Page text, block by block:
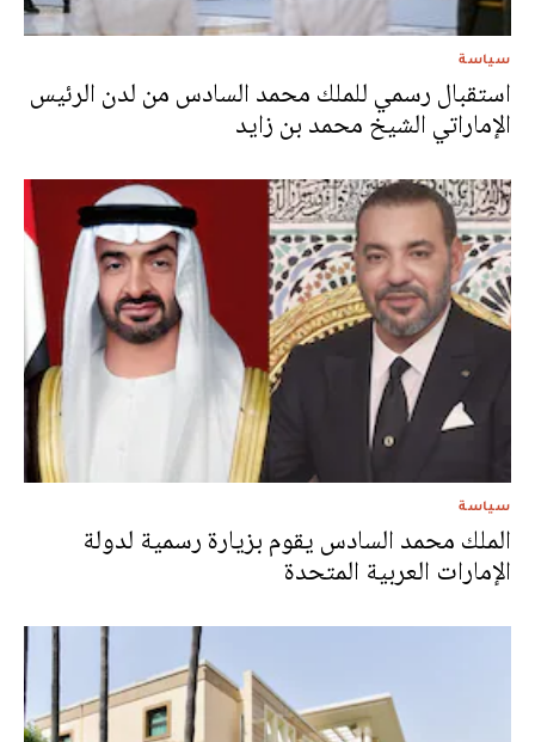
سياسة
استقبال رسمي للملك محمد السادس من لدن الرئيس
الإماراتي الشيخ محمد بن زايد
سياسة
الملك محمد السادس يقوم بزيارة رسمية لدولة
الإمارات العربية المتحدة